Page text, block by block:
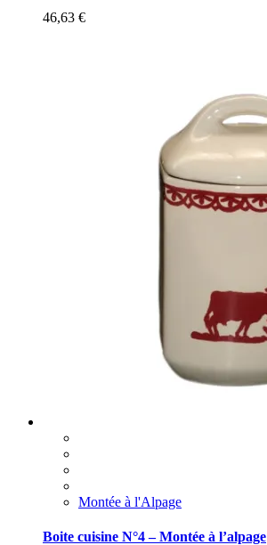
46,63 €
Montée à l'Alpage
Boite cuisine N°4 – Montée à l’alpage